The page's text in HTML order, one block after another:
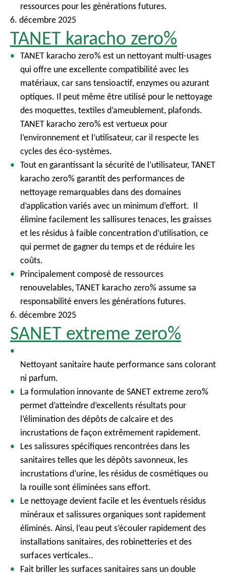
ressources pour les générations futures.
6. décembre 2025
TANET karacho zero%
TANET karacho zero% est un nettoyant multi-usages
qui offre une excellente compatibilité avec les
matériaux, car sans tensioactif, enzymes ou azurant
optiques. Il peut même être utilisé pour le nettoyage
des moquettes, textiles d’ameublement, plafonds.
TANET karacho zero% est vertueux pour
l’environnement et l’utilisateur, car il respecte les
cycles des éco-systèmes.
Tout en garantissant la sécurité de l’utilisateur, TANET
karacho zero% garantit des performances de
nettoyage remarquables dans des domaines
d’application variés avec un minimum d’effort. Il
élimine facilement les sallisures tenaces, les graisses
et les résidus à faible concentration d’utilisation, ce
qui permet de gagner du temps et de réduire les
coûts.
Principalement composé de ressources
renouvelables, TANET karacho zero% assume sa
responsabilité envers les générations futures.
6. décembre 2025
SANET extreme zero%
Nettoyant sanitaire haute performance sans colorant
ni parfum.
La formulation innovante de SANET extreme zero%
permet d’atteindre d’excellents résultats pour
l’élimination des dépôts de calcaire et des
incrustations de façon extrêmement rapidement.
Les salissures spécifiques rencontrées dans les
sanitaires telles que les dépôts savonneux, les
incrustations d’urine, les résidus de cosmétiques ou
la rouille sont éliminées sans effort.
Le nettoyage devient facile et les éventuels résidus
minéraux et salissures organiques sont rapidement
éliminés. Ainsi, l’eau peut s’écouler rapidement des
installations sanitaires, des robinetteries et des
surfaces verticales..
Fait briller les surfaces sanitaires sans un double